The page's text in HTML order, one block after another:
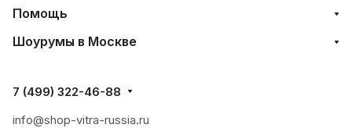
Помощь
Шоурумы в Москве
7 (499) 322-46-88
info@shop-vitra-russia.ru